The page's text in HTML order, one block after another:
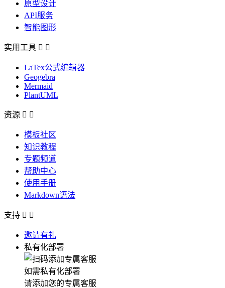
原型设计
API服务
智能图形
实用工具  
LaTex公式编辑器
Geogebra
Mermaid
PlantUML
资源  
模板社区
知识教程
专题频道
帮助中心
使用手册
Markdown语法
支持  
邀请有礼
私有化部署
如需私有化部署
请添加您的专属客服